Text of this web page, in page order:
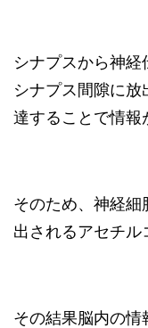
シナプスから神経
シナプス間隙に放
達することで情報
そのため、神経細
出されるアセチル
その結果脳内の